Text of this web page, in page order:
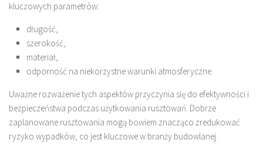
kluczowych parametrów:
długość,
szerokość,
materiał,
odporność na niekorzystne warunki atmosferyczne.
Uważne rozważenie tych aspektów przyczynia się do efektywności i
bezpieczeństwa podczas użytkowania rusztowań. Dobrze
zaplanowane rusztowania mogą bowiem znacząco zredukować
ryzyko wypadków, co jest kluczowe w branży budowlanej.